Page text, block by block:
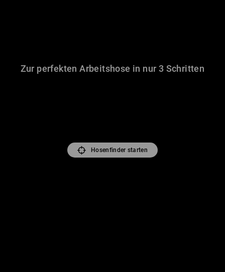
Zur perfekten Arbeitshose in nur 3 Schritten
Hosenfinder starten